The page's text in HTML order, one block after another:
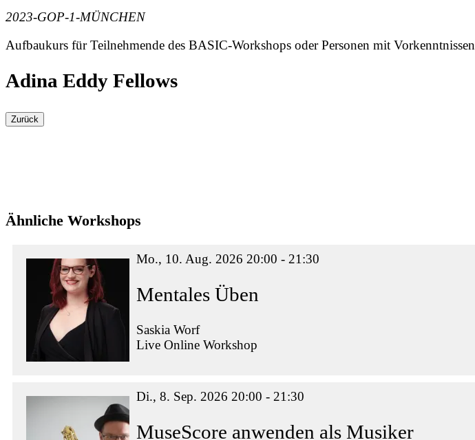
2023-GOP-1-MÜNCHEN
Aufbaukurs für Teilnehmende des BASIC-Workshops oder Personen mit Vorkenntnissen
Adina Eddy Fellows
Zurück
Ähnliche Workshops
Mo., 10. Aug. 2026 20:00 - 21:30
Mentales Üben
Saskia Worf
Live Online Workshop
Di., 8. Sep. 2026 20:00 - 21:30
MuseScore anwenden als Musiker